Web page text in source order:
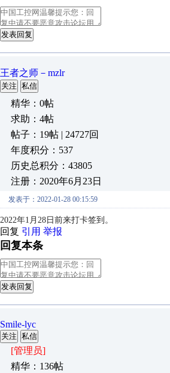
发表回复
王者之师－mzlr
关注 私信
精华：0帖
求助：4帖
帖子：19帖 | 24727回
年度积分：537
历史总积分：43805
注册：2020年6月23日
发表于：2022-01-28 00:15:59
2022年1月28日前来打卡签到。
回复 引用 举报
回复本条
发表回复
Smile-lyc
关注 私信
[管理员]
精华：136帖